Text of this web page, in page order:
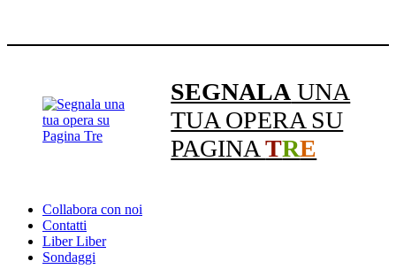
SEGNALA UNA
TUA OPERA SU
PAGINATRE
Collabora con noi
Contatti
Liber Liber
Sondaggi